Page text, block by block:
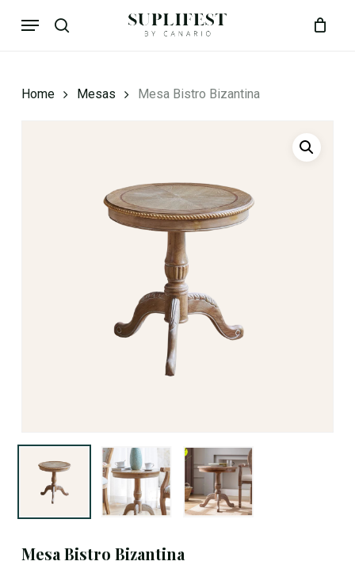
search
Menu
Cart Close
Home Mesas Mesa Bistro Bizantina
Mesa Bistro Bizantina